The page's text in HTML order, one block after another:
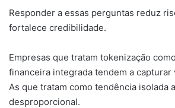
Responder a essas perguntas reduz
fortalece credibilidade.
Empresas que tratam tokenização
financeira integrada tendem a
As que tratam como tendência isolada
desproporcional.